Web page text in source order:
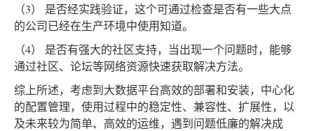
（3） 是否经实践验证，这个可通过检查是否有一些大点
的公司已经在生产环境中使用知道。
（4） 是否有强大的社区支持，当出现一个问题时，能够
通过社区、论坛等网络资源快速获取解决方法。
综上所述，考虑到大数据平台高效的部署和安装，中心化
的配置管理，使用过程中的稳定性、兼容性、扩展性，以
及未来较为简单、高效的运维，遇到问题低廉的解决成